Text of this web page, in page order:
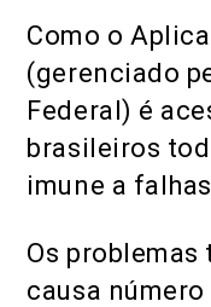
Como o
(gerenciado
Federal) é
brasileiros
imune a
Os problemas
causa